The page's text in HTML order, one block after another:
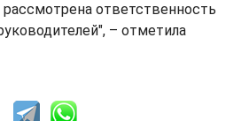
ответственность
– отметила